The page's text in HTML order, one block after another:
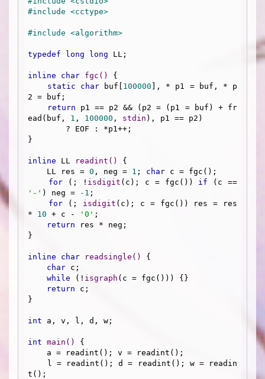
#include <cctype>
#include <algorithm>
typedef long long LL;
inline char fgc ()
{
static
char buf[ 100000 ], * p1 = buf, * p
2 = buf;
return p1 == p2 && (p2 = (p1 = buf) + fr
ead(buf, 1 , 100000 , stdin ), p1 == p2)
}
inline LL readint ()
{
    LL res =
0 , neg = 1 ; char c = fgc();
for (; ! isdigit (c); c = fgc()) if
'-' ) neg = -1 ;
for (; isdigit (c); c = fgc()) res = res
* 10 + c - '0' ;
return res * neg;
}
inline char readsingle ()
{
char c;
while (! isgraph (c = fgc())) {}
return c;
}
int a, v, l, d, w;
int main ()
{
t();